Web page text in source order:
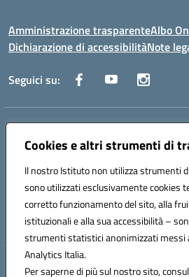
Cookies e altri strumenti di
Il nostro Istituto non utilizza strumenti
sono utilizzati esclusivamente cookies
corretto funzionamento del sito, alla
istituzionali e alla sua accessibilità –
strumenti statistici anonimizzati messi
Analytics Italia.
Per saperne di più sul nostro sito,
Amministrazione trasparenteAlbo
Dichiarazione di accessibilitàNote
Seguici su:
Indirizzo:
Centralino:0885 417864 Email:
Codice fiscale: 90043150714
Codice meccanografico:
FGPC180008
Codice Indice delle Pubbliche
Hosting & Powered by